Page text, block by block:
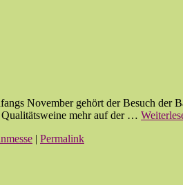
November gehört der Besuch der
Qualitätsweine mehr auf der …
Permalink